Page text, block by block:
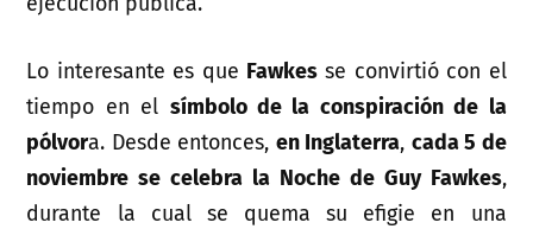
Lo interesante es que Fawkes se convirtió con el
tiempo en el símbolo de la conspiración de la
pólvora. Desde entonces, en Inglaterra, cada 5 de
noviembre se celebra la Noche de Guy Fawkes,
durante la cual se quema su efigie en una